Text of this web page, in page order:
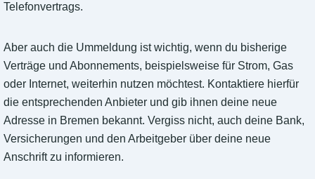
Telefonvertrags.
Aber auch die Ummeldung ist wichtig, wenn du bisherige
Verträge und Abonnements, beispielsweise für Strom, Gas
oder Internet, weiterhin nutzen möchtest. Kontaktiere hierfür
die entsprechenden Anbieter und gib ihnen deine neue
Adresse in Bremen bekannt. Vergiss nicht, auch deine Bank,
Versicherungen und den Arbeitgeber über deine neue
Anschrift zu informieren.